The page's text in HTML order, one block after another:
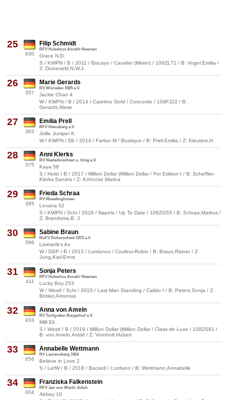
25
630
Filip Schmidt
RFV Hubertus Anrath-Neersen
Grace N.D.
S / KWPN / B / 2011 / Biscayo / Cavalier (Mister) / 106ZL71 / B: Vogel,Emilia /
Z: Duineveld,N.W.J.
26
357
Marie Gerards
RV Würselen 1925 e.V.
Jackie Chan 4
W / KWPN / B / 2014 / Caretino Gold / Concorde / 108FJ22 / B:
Gerards,Marie
27
363
Emilia Prell
RFV Heinsberg e.V.
Jollie Jumper K.
W / KWPN / Db / 2014 / Farfan M / Bustique / B: Prell,Emilia / Z: Kleuters,H.
28
375
Anni Klerks
RV Niederkrüchten u. Umg.e.V.
Kaya 58
S / Holst / B / 2017 / Million Dollar (Million Dollar / For Edition I / B: Scheffler-
Klerks,Sandra / Z: Köhncke,Marina
29
395
Frieda Schraa
RV Wevelinghoven
Levana 52
S / KWPN / Schi / 2016 / Napels / Up To Date / 108ZG55 / B: Schraa,Markus /
Z: Brandsma,B. J.
30
396
Sabine Braun
RuFV Eicherscheid 1972 e.V.
Limmerik's As
W / DSP / B / 2013 / Lordanos / Couleur-Rubin / B: Braun,Rainer / Z:
Jung,Karl-Ernst
31
411
Sonja Peters
RFV Hubertus Anrath-Neersen
Lucky Boy 253
W / Westf / Schi / 2015 / Last Man Standing / Calido I / B: Peters,Sonja / Z:
Bröker,Antonius
32
433
Anna von Ameln
RV Torfgrafen Bergerhof e.V.
Milli Eli
S / Westf / B / 2019 / Million Dollar (Million Dollar / Class de Luxe / 108ZS81 /
B: von Ameln,Astrid / Z: Vornholt,Hubert
33
056
Annabelle Wettmann
RV Laurensberg 1924
Believe in Love 2
S / LetW / B / 2018 / Bacardi / Lordano / B: Wettmann,Annabelle
34
004
Franziska Falkenstein
RFV Jan von Werth Jülich
Abbey 10